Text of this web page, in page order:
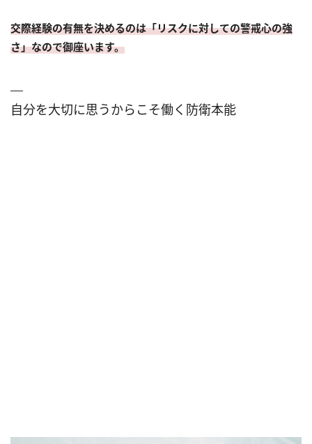
交際経験の有無を決めるのは「リスクに対しての警戒心の強
さ」なので御座います。
自分を大切に思うからこそ働く防衛本能